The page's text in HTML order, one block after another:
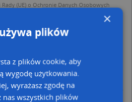
(UE) o Ochronie Danych Osobowych
danych jest AutoMapa sp. z o.o.
przy ulicy Domaniewskiej 37.
w celu:
oraz publikacji w wyszukiwarce firm i na
GUS, REGON, z firmowych stron www
regulamin.automapa.pl/odo_przetwarzanie/
×
plików
z plików cookie, aby
wygodę użytkowania.
wyrażasz zgodę na
nas wszystkich plików